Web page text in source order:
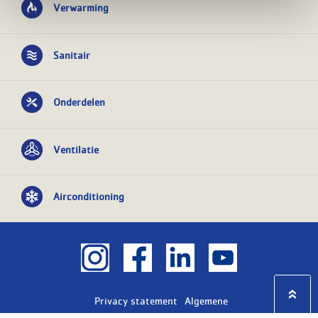
Verwarming
Sanitair
Onderdelen
Ventilatie
Airconditioning
Privacy statement
Algemene